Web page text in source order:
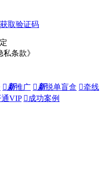
获取验证码
私条款》
新推广 新脱单盲盒 牵线
VIP  成功案例